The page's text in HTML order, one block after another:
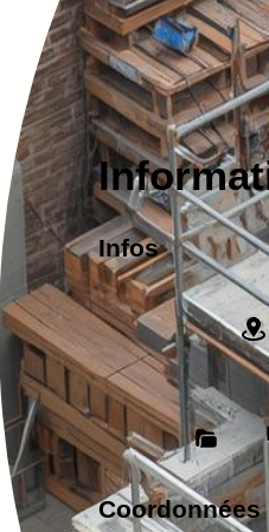
Infos
Coordonnées